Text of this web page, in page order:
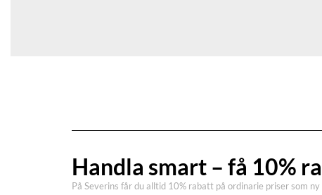
Handla smart – få 10%
På Severins får du alltid 10% rabatt på ordinarie priser som ny